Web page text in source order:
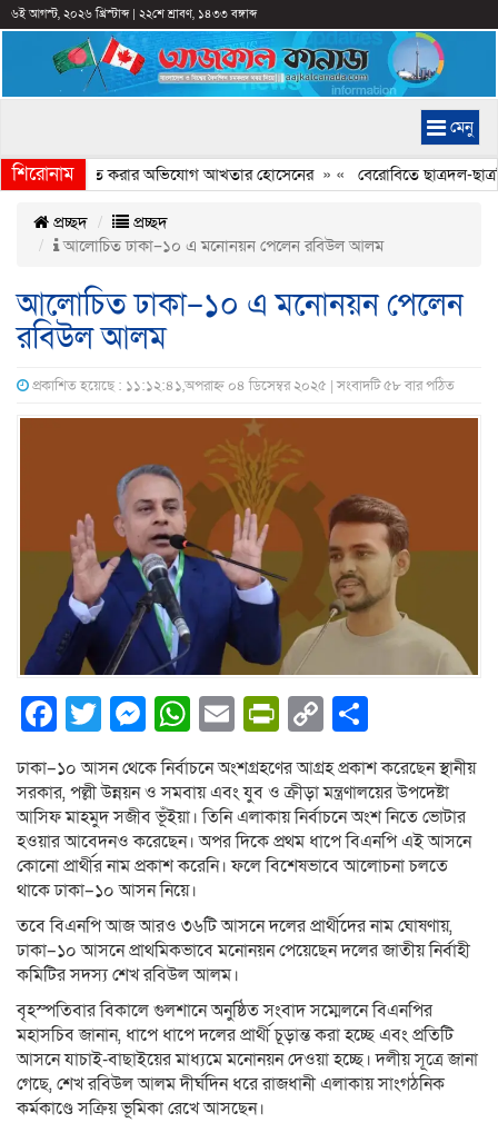
৬ই আগস্ট, ২০২৬ খ্রিস্টাব্দ| ২২শে শ্রাবণ, ১৪৩৩ বঙ্গাব্দ
মেনু
শিরোনাম
ইতিহাস বিকৃত করার অভিযোগ আখতার হোসেনের» « বেরোবিতে ছাত্রদল-
প্রচ্ছদ
প্রচ্ছদ
আলোচিত ঢাকা–১০ এ মনোনয়ন পেলেন রবিউল আলম
আলোচিত ঢাকা–১০ এ মনোনয়ন পেলেন
রবিউল আলম
প্রকাশিত হয়েছে : ১১:১২:৪১,অপরাহ্ন ০৪ ডিসেম্বর ২০২৫ | সংবাদটি ৫৮ বার পঠিত
Facebook
Twitter
Messenger
WhatsApp
EmailPrintFriendly
Copy
Link
ঢাকা–১০ আসন থেকে নির্বাচনে অংশগ্রহণের আগ্রহ প্রকাশ করেছেন স্থানীয়
সরকার, পল্লী উন্নয়ন ও সমবায় এবং যুব ও ক্রীড়া মন্ত্রণালয়ের উপদেষ্টা
আসিফ মাহমুদ সজীব ভূঁইয়া। তিনি এলাকায় নির্বাচনে অংশ নিতে ভোটার
হওয়ার আবেদনও করেছেন। অপর দিকে প্রথম ধাপে বিএনপি এই আসনে
কোনো প্রার্থীর নাম প্রকাশ করেনি। ফলে বিশেষভাবে আলোচনা চলতে
থাকে ঢাকা–১০ আসন নিয়ে।
তবে বিএনপি আজ আরও ৩৬টি আসনে দলের প্রার্থীদের নাম ঘোষণায়,
ঢাকা–১০ আসনে প্রাথমিকভাবে মনোনয়ন পেয়েছেন দলের জাতীয় নির্বাহী
কমিটির সদস্য শেখ রবিউল আলম।
বৃহস্পতিবার বিকালে গুলশানে অনুষ্ঠিত সংবাদ সম্মেলনে বিএনপির
মহাসচিব জানান, ধাপে ধাপে দলের প্রার্থী চূড়ান্ত করা হচ্ছে এবং প্রতিটি
আসনে যাচাই-বাছাইয়ের মাধ্যমে মনোনয়ন দেওয়া হচ্ছে। দলীয় সূত্রে জানা
গেছে, শেখ রবিউল আলম দীর্ঘদিন ধরে রাজধানী এলাকায় সাংগঠনিক
কর্মকাণ্ডে সক্রিয় ভূমিকা রেখে আসছেন।